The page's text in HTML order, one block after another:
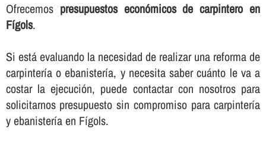
Ofrecemos presupuestos económicos de carpintero en
Fígols.
Si está evaluando la necesidad de realizar una reforma de
carpinterí­a o ebanisterí­a, y necesita saber cuánto le va a
costar la ejecución, puede contactar con nosotros para
solicitarnos presupuesto sin compromiso para carpinterí­a
y ebanisterí­a en Fígols.